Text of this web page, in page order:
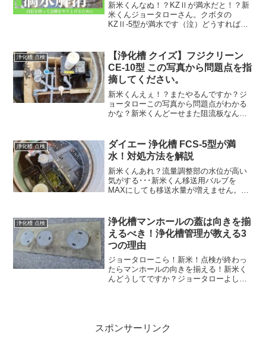
新米くんなぬ！？KZⅡが満水だと！？新
米くんジョータローさん。クボタの
KZⅡ-5型が満水です（泣）どうすればい
にちは、浄化槽管理士歴10年 浄化槽管理
士の浄島ジョータ...
浄化槽 点検
【浄化槽 クイズ】フジクリーン
CE-10型 この写真から問題点を指
摘してください。
新米くんえぇ！？またやるんですか？ジ
ョータローこの写真から問題点がわかる
かな？新米くんどーせまた阻流板なんで
ジョータローこの写真だけで良く分かっ
たね。こんにちは、浄化槽管...
浄化槽 点検
ダイエー 浄化槽 FCS-5型が満
水！対処方法を解説
新米くんあれ？流量調整部の水位が高い
気がする･･･新米くん移送用バルブを
MAXにしても移送水量が増えません。ど
よ。一度取り外して洗浄すれば解消する
よ。こんにちは、浄化槽...
浄化槽 点検
浄化槽マンホールの蓋は向きを揃
えるべき！浄化槽管理が教える3
つの理由
ジョータローこら！新米！点検が終わっ
たらマンホールの向きを揃える！新米く
んどうしてですか？ジョータローよし！
スポンサーリンク